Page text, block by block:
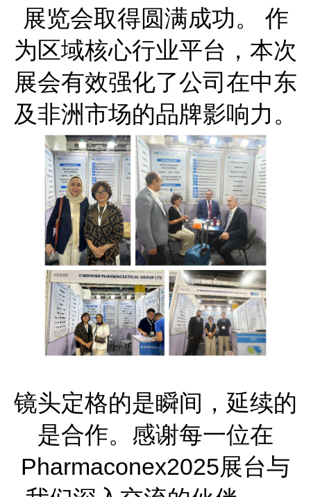
展览会取得圆满成功。 作
为区域核心行业平台，本次
展会有效强化了公司在中东
及非洲市场的品牌影响力。
镜头定格的是瞬间，延续的
是合作。感谢每一位在
Pharmaconex2025展台与